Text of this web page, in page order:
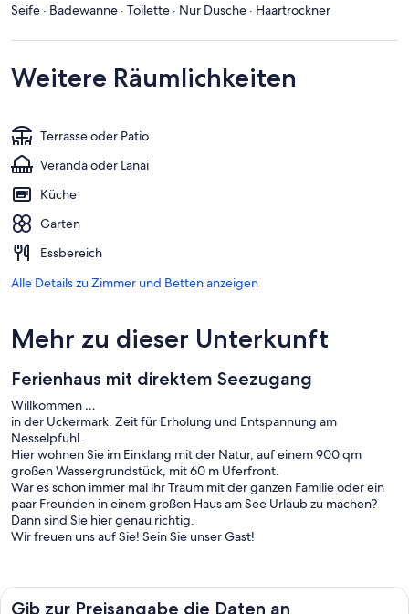
Seife · Badewanne · Toilette · Nur Dusche · Haartrockner
Weitere Räumlichkeiten
Terrasse oder Patio
Veranda oder Lanai
Küche
Garten
Essbereich
Alle Details zu Zimmer und Betten anzeigen
Mehr zu dieser Unterkunft
Ferienhaus mit direktem Seezugang
Willkommen …
in der Uckermark. Zeit für Erholung und Entspannung am
Nesselpfuhl.
Hier wohnen Sie im Einklang mit der Natur, auf einem 900 qm
großen Wassergrundstück, mit 60 m Uferfront.
War es schon immer mal ihr Traum mit der ganzen Familie oder ein
paar Freunden in einem großen Haus am See Urlaub zu machen?
Dann sind Sie hier genau richtig.
Wir freuen uns auf Sie! Sein Sie unser Gast!
Lychen umgeben, liegt unser schönes Ferienhaus, inmitten des
Naturparks Uckermärkische Seen. Ein Paradies für Wassersportler,
Gib zur Preisangabe die Daten an